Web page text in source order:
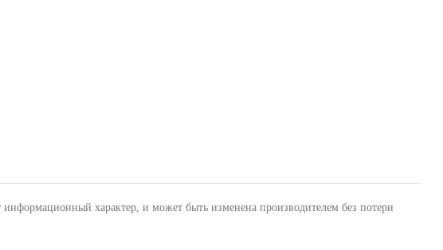
характер, и может быть изменена производителем без потери